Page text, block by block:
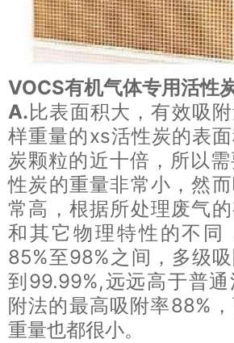
VOCS有机气体专用活性
A. 比表面积大，有效吸
样重量的xs活性炭的表
炭颗粒的近十倍，所以
性炭的重量非常小，然
常高，根据所处理废气
和其它物理特性的不同
85%至98%之间，多级
到99.99%,远远高于普
附法的最高吸附率88%
重量也都很小。